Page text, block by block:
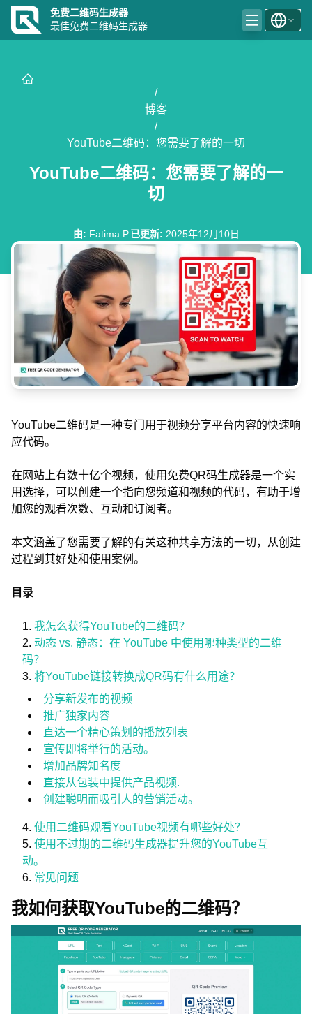
免费二维码生成器
最佳免费二维码生成器
/
博客
/
YouTube二维码：您需要了解的一切
YouTube二维码：您需要了解的一
切
由: Fatima P.已更新: 2025年12月10日
YouTube二维码是一种专门用于视频分享平台内容的快速响
应代码。
在网站上有数十亿个视频，使用免费QR码生成器是一个实
用选择，可以创建一个指向您频道和视频的代码，有助于增
加您的观看次数、互动和订阅者。
本文涵盖了您需要了解的有关这种共享方法的一切，从创建
过程到其好处和使用案例。
目录
我怎么获得YouTube的二维码？
动态 vs. 静态：在 YouTube 中使用哪种类型的二维
码？
将YouTube链接转换成QR码有什么用途？
分享新发布的视频
推广独家内容
直达一个精心策划的播放列表
宣传即将举行的活动。
增加品牌知名度
直接从包装中提供产品视频.
创建聪明而吸引人的营销活动。
使用二维码观看YouTube视频有哪些好处？
使用不过期的二维码生成器提升您的YouTube互
动。
常见问题
我如何获取YouTube的二维码？